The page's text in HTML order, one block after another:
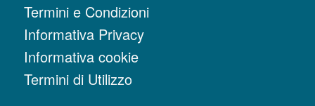
Termini e Condizioni
Informativa Privacy
Informativa cookie
Termini di Utilizzo